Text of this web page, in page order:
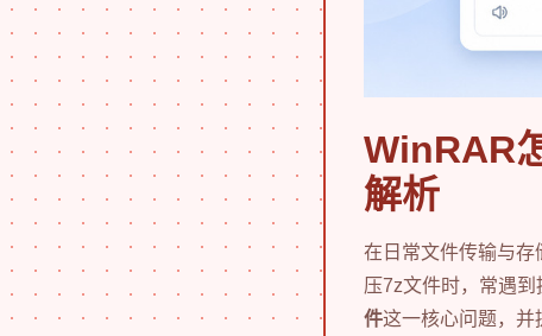
WinRAR
解析
在日常文件传输与存
压7z文件时，常遇到
件这一核心问题，并